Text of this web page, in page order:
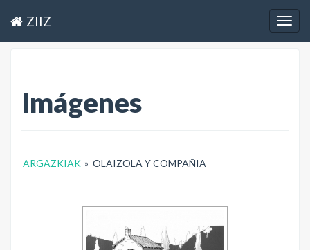
ZIIZ
Imágenes
ARGAZKIAK » OLAIZOLA Y COMPAÑIA